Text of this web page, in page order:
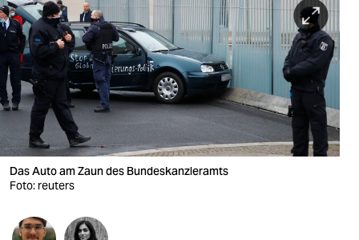
berlin
nord
wahrheit
verlag
verlag
veranstaltungen
shop
Das Auto am Zaun des Bundeskanzleramts
Foto: reuters